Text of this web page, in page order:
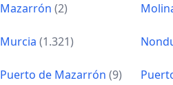
Mazarrón (2)
Murcia (1.321)
Puerto de Mazarrón (9)